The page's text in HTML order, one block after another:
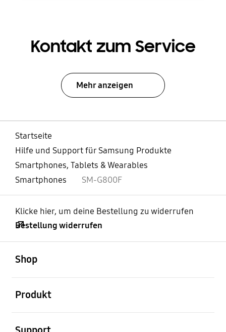
Kontakt zum Service
Mehr anzeigen
Startseite
Hilfe und Support für Samsung Produkte
Smartphones, Tablets & Wearables
Smartphones
SM-G800F
Klicke hier, um deine Bestellung zu widerrufen
Bestellung widerrufen
Shop
Produkt